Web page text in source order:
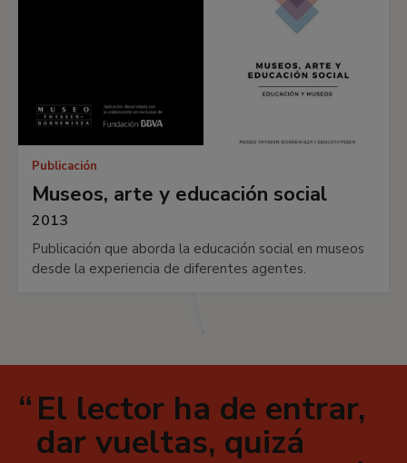
Publicación
Museos, arte y educación social
2013
Publicación que aborda la educación social en museos
desde la experiencia de diferentes agentes.
El lector ha de entrar,
dar vueltas, quizá